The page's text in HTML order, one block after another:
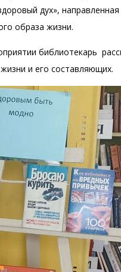
дух»,
образа жизни.
библиотекарь
и его составляющих.